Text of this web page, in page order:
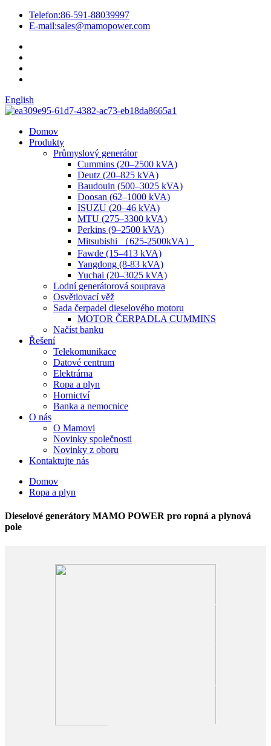
Telefon:86-591-88039997
E-mail:sales@mamopower.com
English
Domov
Produkty
Průmyslový generátor
Cummins (20–2500 kVA)
Deutz (20–825 kVA)
Baudouin (500–3025 kVA)
Doosan (62–1000 kVA)
ISUZU (20–46 kVA)
MTU (275–3300 kVA)
Perkins (9–2500 kVA)
Mitsubishi （625-2500kVA）
Fawde (15–413 kVA)
Yangdong (8-83 kVA)
Yuchai (20–3025 kVA)
Lodní generátorová souprava
Osvětlovací věž
Sada čerpadel dieselového motoru
MOTOR ČERPADLA CUMMINS
Načíst banku
Řešení
Telekomunikace
Datové centrum
Elektrárna
Ropa a plyn
Hornictví
Banka a nemocnice
O nás
O Mamovi
Novinky společnosti
Novinky z oboru
Kontaktujte nás
Domov
Ropa a plyn
Dieselové generátory MAMO POWER pro ropná a plynová
pole